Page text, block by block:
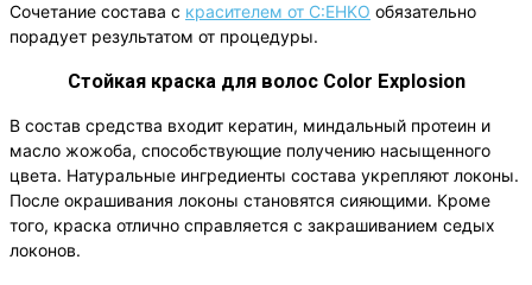
Сочетание состава с красителем от C:EHKO обязательно
порадует результатом от процедуры.
Стойкая краска для волос Color Explosion
В состав средства входит кератин, миндальный протеин и
масло жожоба, способствующие получению насыщенного
цвета. Натуральные ингредиенты состава укрепляют локоны.
После окрашивания локоны становятся сияющими. Кроме
того, краска отлично справляется с закрашиванием седых
локонов.